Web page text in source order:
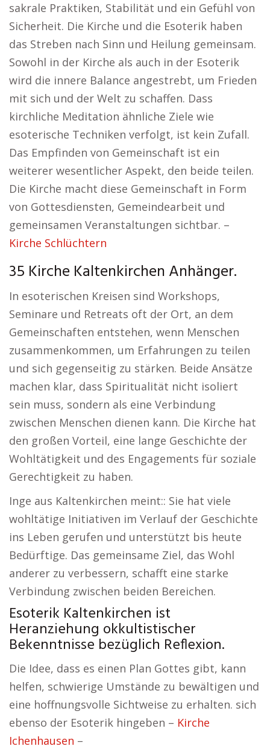
sakrale Praktiken, Stabilität und ein Gefühl von
Sicherheit. Die Kirche und die Esoterik haben
das Streben nach Sinn und Heilung gemeinsam.
Sowohl in der Kirche als auch in der Esoterik
wird die innere Balance angestrebt, um Frieden
mit sich und der Welt zu schaffen. Dass
kirchliche Meditation ähnliche Ziele wie
esoterische Techniken verfolgt, ist kein Zufall.
Das Empfinden von Gemeinschaft ist ein
weiterer wesentlicher Aspekt, den beide teilen.
Die Kirche macht diese Gemeinschaft in Form
von Gottesdiensten, Gemeindearbeit und
gemeinsamen Veranstaltungen sichtbar. –
Kirche Schlüchtern
35 Kirche Kaltenkirchen Anhänger.
In esoterischen Kreisen sind Workshops,
Seminare und Retreats oft der Ort, an dem
Gemeinschaften entstehen, wenn Menschen
zusammenkommen, um Erfahrungen zu teilen
und sich gegenseitig zu stärken. Beide Ansätze
machen klar, dass Spiritualität nicht isoliert
sein muss, sondern als eine Verbindung
zwischen Menschen dienen kann. Die Kirche hat
den großen Vorteil, eine lange Geschichte der
Wohltätigkeit und des Engagements für soziale
Gerechtigkeit zu haben.
Inge aus Kaltenkirchen meint:: Sie hat viele
wohltätige Initiativen im Verlauf der Geschichte
ins Leben gerufen und unterstützt bis heute
Bedürftige. Das gemeinsame Ziel, das Wohl
anderer zu verbessern, schafft eine starke
Verbindung zwischen beiden Bereichen.
Esoterik Kaltenkirchen ist
Heranziehung okkultistischer
Bekenntnisse bezüglich Reflexion.
Die Idee, dass es einen Plan Gottes gibt, kann
helfen, schwierige Umstände zu bewältigen und
eine hoffnungsvolle Sichtweise zu erhalten. sich
ebenso der Esoterik hingeben – Kirche
Ichenhausen –